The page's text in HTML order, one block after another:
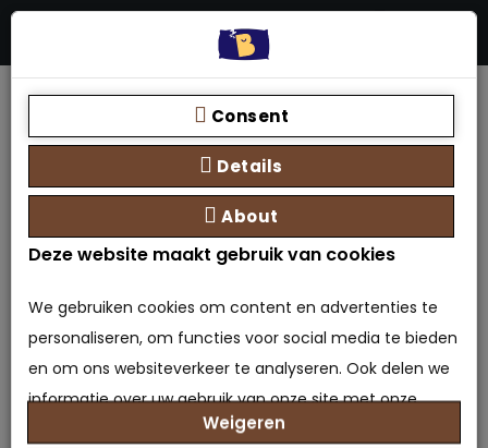
Zoeken
Consent
Details
About
Deze website maakt gebruik van cookies
We gebruiken cookies om content en advertenties te
personaliseren, om functies voor social media te bieden
en om ons websiteverkeer te analyseren. Ook delen we
informatie over uw gebruik van onze site met onze
partners voor social media, adverteren en analyse. Deze
Weigeren